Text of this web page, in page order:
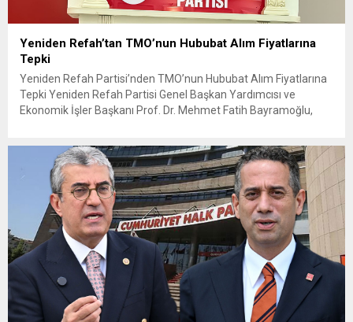
Yeniden Refah’tan TMO’nun Hububat Alım Fiyatlarına
Tepki
Yeniden Refah Partisi’nden TMO’nun Hububat Alım Fiyatlarına
Tepki Yeniden Refah Partisi Genel Başkan Yardımcısı ve
Ekonomik İşler Başkanı Prof. Dr. Mehmet Fatih Bayramoğlu,
fiyatların çiftçinin artan maliyetlerini karşılamaktan uzak
olduğunu savunarak fiyatların yeniden değerlendirilmesi
çağrısında...